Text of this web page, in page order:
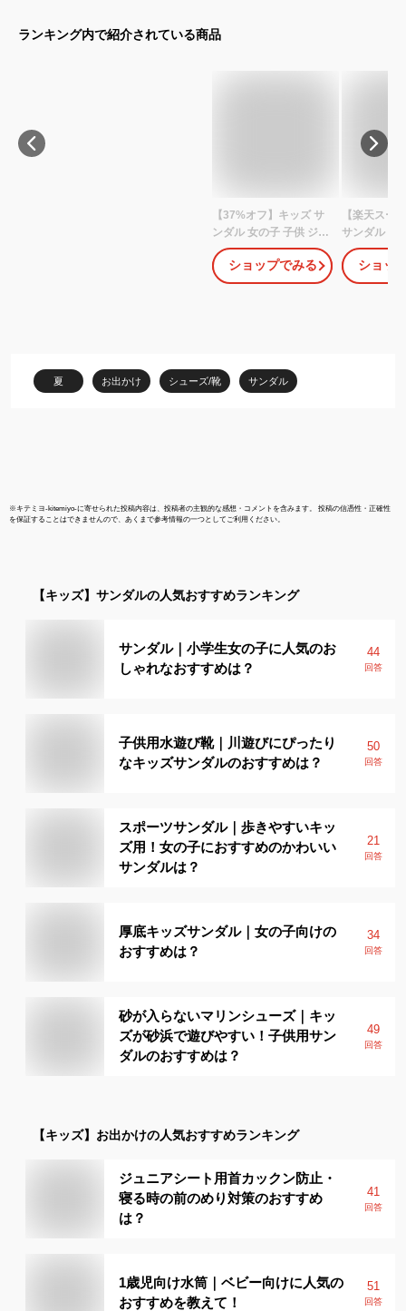
ランキング内で紹介されている商品
【37%オフ】キッズ サ
ンダル 女の子 子供 ジュ
ニア ベルト ウエッジソ
ール キラキラ マジック
テープ ローヒール ビジ
生 黒 ブラック ネイビー
ブルー ホワイト ピンク
ショップでみる
【楽天スー
サンダル キ
ア 子供 靴
ブルー ネイ
ピンク 厚底
ショッ
夏 お出かけ シューズ/靴 サンダル
※キテミヨ-kitemiyo-に寄せられた投稿内容は、投稿者の主観的な感想・コメントを含みます。 投稿の信憑性・正確性
を保証することはできませんので、あくまで参考情報の一つとしてご利用ください。
【キッズ】 サンダルの人気おすすめランキング
サンダル｜小学生女の子に人気のお
しゃれなおすすめは？
44
回答
子供用水遊び靴｜川遊びにぴったり
なキッズサンダルのおすすめは？
50
回答
スポーツサンダル｜歩きやすいキッ
ズ用！女の子におすすめのかわいい
サンダルは？
21
回答
厚底キッズサンダル｜女の子向けの
おすすめは？
34
回答
砂が入らないマリンシューズ｜キッ
ズが砂浜で遊びやすい！子供用サン
ダルのおすすめは？
49
回答
【キッズ】 お出かけの人気おすすめランキング
ジュニアシート用首カックン防止・
寝る時の前のめり対策のおすすめ
は？
41
回答
1歳児向け水筒｜ベビー向けに人気の
おすすめを教えて！
51
回答